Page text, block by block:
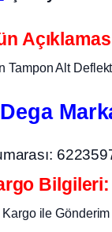
Tampon Alt
Bilgileri:
ile Gönderim